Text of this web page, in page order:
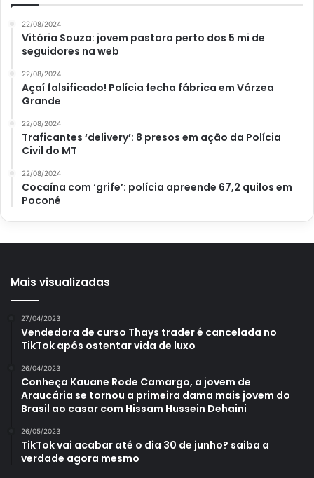
Como fazer frango caipira cremoso ao molho de abacaxi
Nunca foi tão fácil preparar um frango caipira com um
delicioso molho de abacaxi, não é mesmo? Vale lembrar
que o frango caipira e o abacaxi são fontes de vitaminas,
Espero que tenham gostado da receita. Lembrando que
todos os dias, aqui no portal atualizei, temos novas
receitas saborosas e diferentes. Então, fiquem atentos
para variar o cardápio. Aguardo vocês em breve, até mais!
22/08/2024
Vitória Souza: jovem pastora perto dos 5 mi de
seguidores na web
22/08/2024
Açaí falsificado! Polícia fecha fábrica em Várzea
Grande
22/08/2024
Traficantes ‘delivery’: 8 presos em ação da Polícia
Civil do MT
22/08/2024
Cocaína com ‘grife’: polícia apreende 67,2 quilos em
Poconé
Mais visualizadas
27/04/2023
Vendedora de curso Thays trader é cancelada no
TikTok após ostentar vida de luxo
26/04/2023
Conheça Kauane Rode Camargo, a jovem de
Araucária se tornou a primeira dama mais jovem do
Brasil ao casar com Hissam Hussein Dehaini
26/05/2023
TikTok vai acabar até o dia 30 de junho? saiba a
verdade agora mesmo